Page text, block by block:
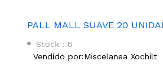
PALL MALL SUAVE 20
Stock : 6
Vendido por:Miscelanea Xochilt